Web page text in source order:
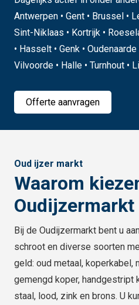
Antwerpen • Gent • Brussel •
Sint-Niklaas • Kortrijk •
• Hasselt • Genk •
Vilvoorde • Halle • Turnhout •
Offerte aanvragen
Oud ijzer markt
Waarom
Oudijzermarkt
Bij de Oudijzermarkt bent u
schroot en diverse soorten
geld: oud metaal,
gemengd koper, handgestript
staal, lood, zink en brons. U